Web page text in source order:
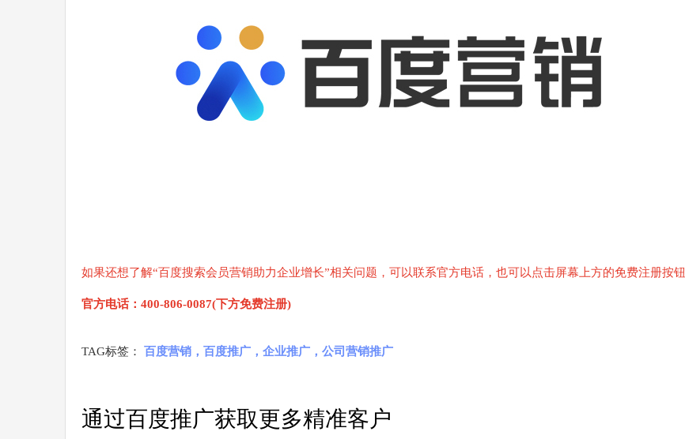
如果还想了解“百度搜索会员营销助力企业增长”相关问题，可以联系官方电话，也可以点击屏幕上方的免费注册按钮
官方电话：400-806-0087(下方免费注册)
TAG标签： 百度营销，百度推广，企业推广，公司营销推广
通过百度推广获取更多精准客户